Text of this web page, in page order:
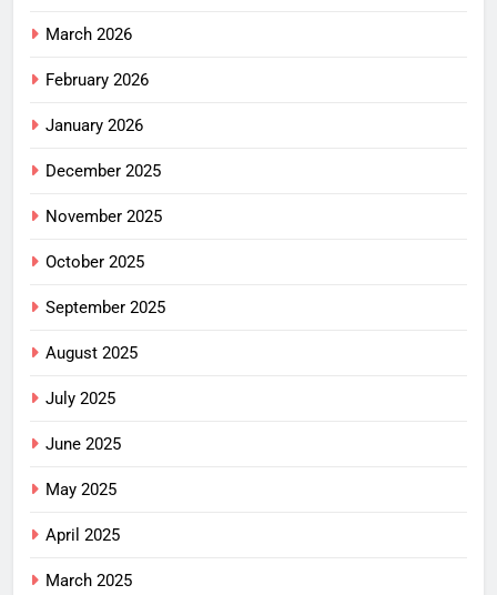
March 2026
February 2026
January 2026
December 2025
November 2025
October 2025
September 2025
August 2025
July 2025
June 2025
May 2025
April 2025
March 2025